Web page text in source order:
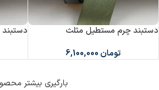
دستبند چرم مستطیل مثلث
تومان
دستبند
بارگیری بیشتر